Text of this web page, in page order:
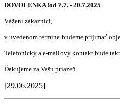
DOVOLENKA !od 7.7. - 20.7.2025
Vážení zákazníci,
v uvedenom termíne budeme prijímať
Telefonický a e-mailový kontakt bude
Ďakujeme za Vašu priazeň
[29.06.2025]